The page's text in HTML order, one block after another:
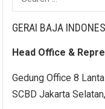
for:
GERAI BAJA
Head Office &
Gedung Office 8
SCBD Jakarta